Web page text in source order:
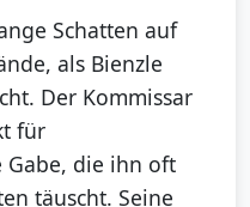
Schatten auf
als Bienzle
Der Kommissar
für
Gabe, die ihn oft
täuscht. Seine